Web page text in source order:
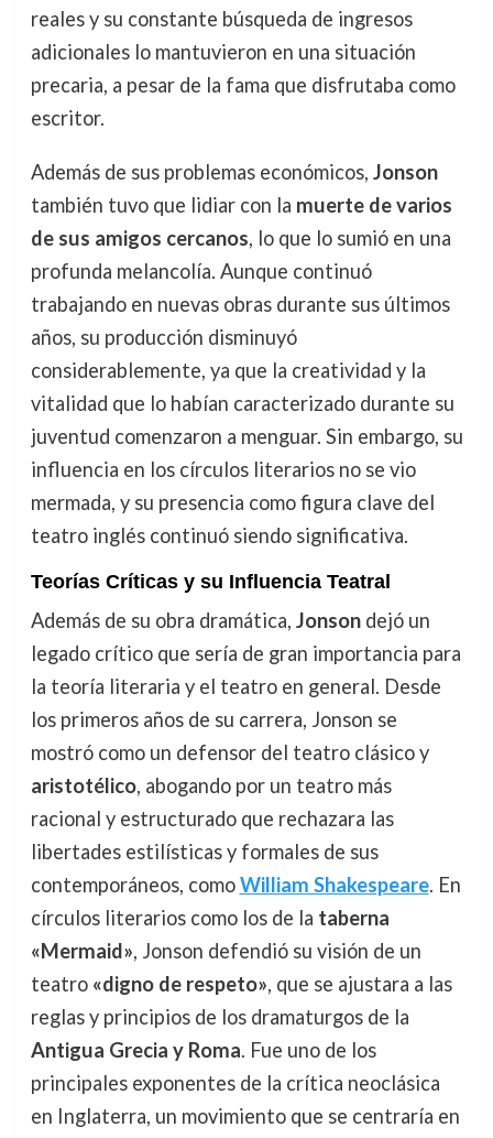
reales y su constante búsqueda de ingresos
adicionales lo mantuvieron en una situación
precaria, a pesar de la fama que disfrutaba como
escritor.
Además de sus problemas económicos, Jonson
también tuvo que lidiar con la muerte de varios
de sus amigos cercanos, lo que lo sumió en una
profunda melancolía. Aunque continuó
trabajando en nuevas obras durante sus últimos
años, su producción disminuyó
considerablemente, ya que la creatividad y la
vitalidad que lo habían caracterizado durante su
juventud comenzaron a menguar. Sin embargo, su
influencia en los círculos literarios no se vio
mermada, y su presencia como figura clave del
teatro inglés continuó siendo significativa.
Teorías Críticas y su Influencia Teatral
Además de su obra dramática, Jonsondejó un
legado crítico que sería de gran importancia para
la teoría literaria y el teatro en general. Desde
los primeros años de su carrera, Jonson se
mostró como un defensor del teatro clásico y
aristotélico, abogando por un teatro más
racional y estructurado que rechazara las
libertades estilísticas y formales de sus
contemporáneos, comoWilliam Shakespeare. En
círculos literarios como los de la taberna
«Mermaid», Jonson defendió su visión de un
teatro «digno de respeto», que se ajustara a las
reglas y principios de los dramaturgos de la
Antigua Grecia y Roma. Fue uno de los
principales exponentes de la crítica neoclásica
en Inglaterra, un movimiento que se centraría en